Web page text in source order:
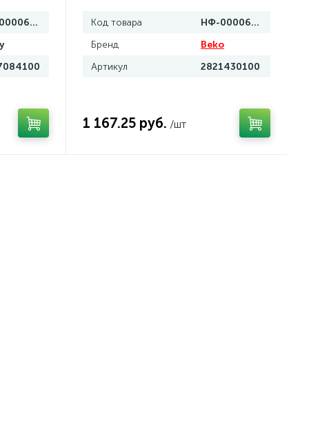
НФ-00006797
Код товара
НФ-00006795
Бренд
Beko
Артикул
2821430100
1 167.25 руб. /шт